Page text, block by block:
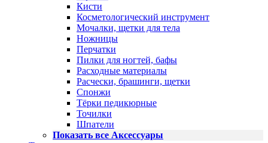
Кисти
Косметологический инструмент
Мочалки, щетки для тела
Ножницы
Перчатки
Пилки для ногтей, бафы
Расходные материалы
Расчески, брашинги, щетки
Спонжи
Тёрки педикюрные
Точилки
Шпатели
Показать все Аксессуары